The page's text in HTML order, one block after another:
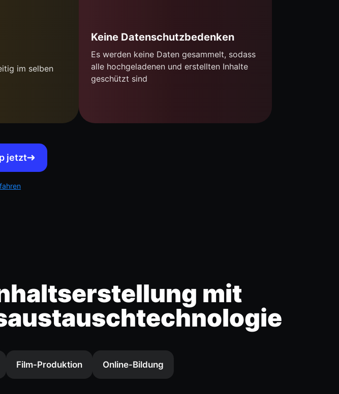
im selben
Keine Datenschutzbedenken
Es werden keine Daten gesammelt, sodass
alle hochgeladenen und erstellten Inhalte
geschützt sind
jetzt
mit
Film-Produktion Online-Bildung